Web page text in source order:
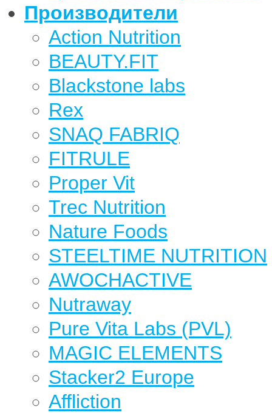
Производители
Action Nutrition
BEAUTY.FIT
Blackstone labs
Rex
SNAQ FABRIQ
FITRULE
Proper Vit
Trec Nutrition
Nature Foods
STEELTIME NUTRITION
AWOCHACTIVE
Nutraway
Pure Vita Labs (PVL)
MAGIC ELEMENTS
Stacker2 Europe
Affliction